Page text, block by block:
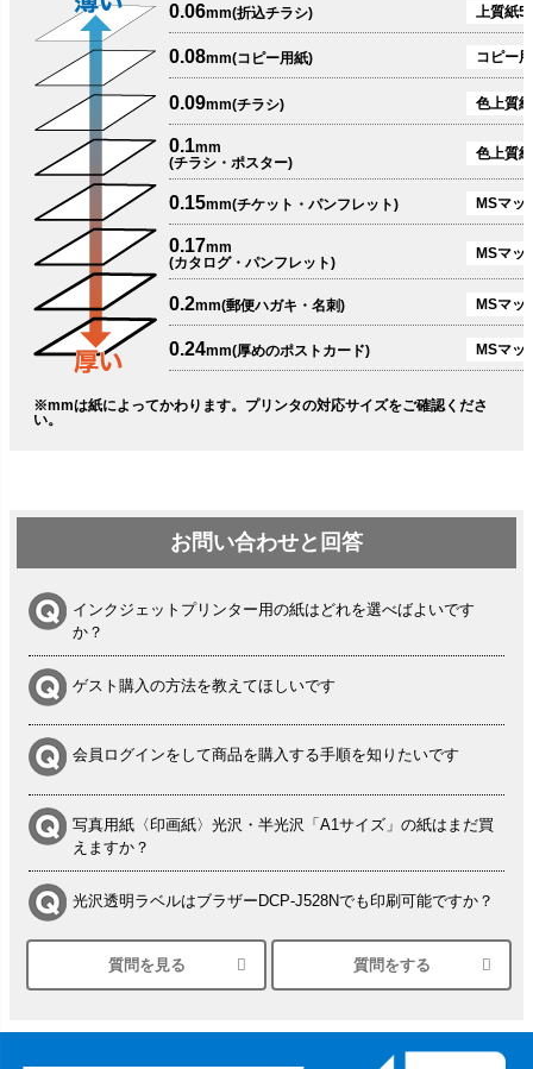
0.06mm(折込チラシ) 上質紙
0.08mm(コピー用紙) コピー
0.09mm(チラシ) 色上質
0.1mm
(チラシ・ポスター)
色上質
0.15mm(チケット・パンフレット) MSマッ
0.17mm
(カタログ・パンフレット)
MSマッ
0.2mm(郵便ハガキ・名刺) MSマッ
0.24mm(厚めのポストカード) MSマッ
※mmは紙によってかわります。プリンタの対応サイズをご確認くださ
い。
お問い合わせと回答
インクジェットプリンター用の紙はどれを選べばよいです
か？
ゲスト購入の方法を教えてほしいです
会員ログインをして商品を購入する手順を知りたいです
写真用紙〈印画紙〉光沢・半光沢「A1サイズ」の紙はまだ買
えますか？
光沢透明ラベルはブラザーDCP-J528Nでも印刷可能ですか？
シルバーペーパーにEPSON EP-30VAで印刷するときの設定
は？
質問を見る 質問をする